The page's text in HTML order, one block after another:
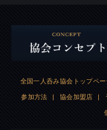
全国一人呑み協会トップペー
参加方法 | 協会加盟店 |